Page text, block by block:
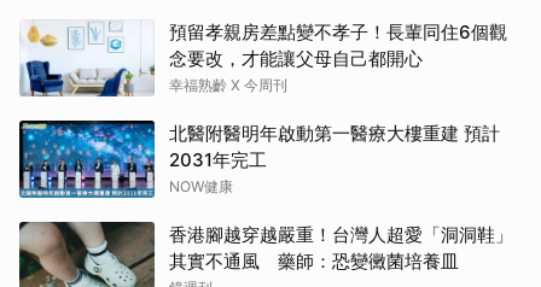
預留孝親房差點變不孝子！長輩同住6個觀
念要改，才能讓父母自己都開心
幸福熟齡 X 今周刊
北醫附醫明年啟動第一醫療大樓重建 預計
2031年完工
NOW健康
香港腳越穿越嚴重！台灣人超愛「洞洞鞋」
其實不通風 藥師：恐變黴菌培養皿